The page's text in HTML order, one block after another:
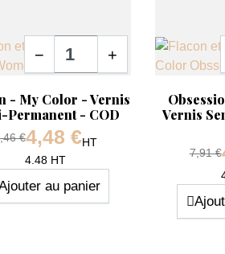
rapide
- My Color - Vernis
Permanent - COD
de base
€
Prix
4,48 €HT
4.48 HT
Quantité
− +
au panier
Aperçu
Vernis
Prix
7,91 €